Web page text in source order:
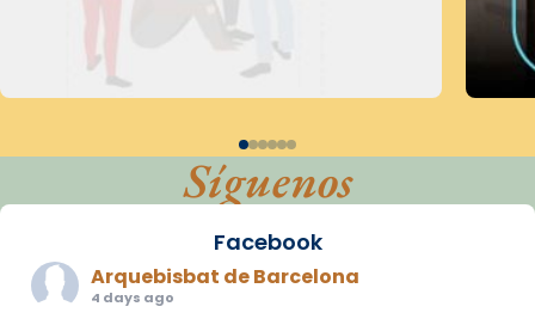
Síguenos
Facebook
Arquebisbat de Barcelona
4 days ago